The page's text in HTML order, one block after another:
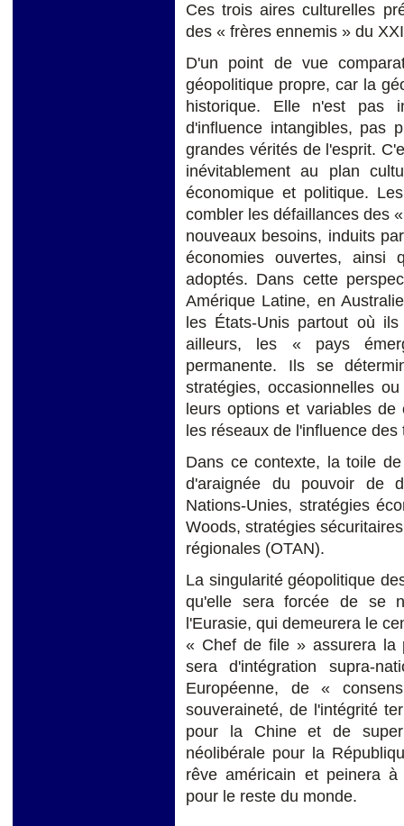
Ces trois aires culturelles
des « frères ennemis » du
D'un point de vue
géopolitique propre, car la
historique. Elle n'est pas
d'influence intangibles, pas
grandes vérités de l'esprit.
inévitablement au plan
économique et politique.
combler les défaillances des
nouveaux besoins, induits
économies ouvertes,
adoptés. Dans cette
Amérique Latine, en
les États-Unis partout où
ailleurs, les « pays
permanente. Ils se
stratégies, occasionnelles
leurs options et variables
les réseaux de l'influence
Dans ce contexte, la toile
d'araignée du pouvoir de
Nations-Unies, stratégies
Woods, stratégies
régionales (OTAN).
La singularité géopolitique
qu'elle sera forcée de se
l'Eurasie, qui demeurera le
« Chef de file » assurera la
sera d'intégration supra-
Européenne, de «
souveraineté, de l'intégrité
pour la Chine et de
néolibérale pour la
rêve américain et peinera
pour le reste du monde.